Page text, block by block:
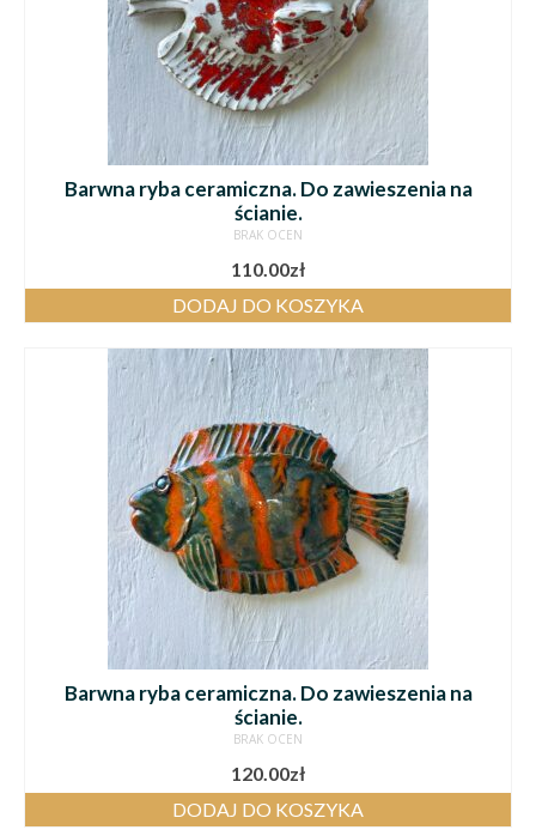
Barwna ryba ceramiczna. Do zawieszenia na
ścianie.
BRAK OCEN
110.00zł
DODAJ DO KOSZYKA
Barwna ryba ceramiczna. Do zawieszenia na
ścianie.
BRAK OCEN
120.00zł
DODAJ DO KOSZYKA